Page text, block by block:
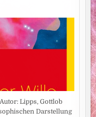
Lipps, Gottlob
Darstellung